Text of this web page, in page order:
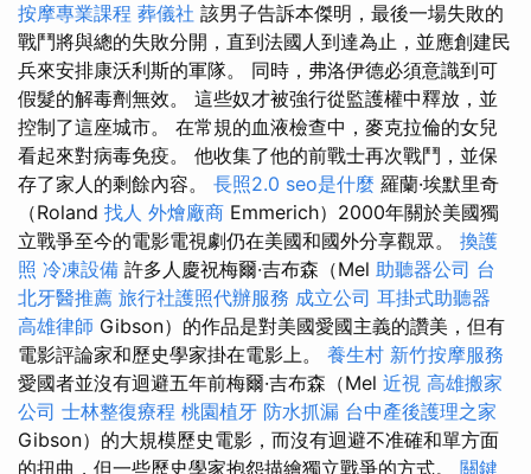
按摩專業課程 葬儀社 該男子告訴本傑明，最後一場失敗的
戰鬥將與總的失敗分開，直到法國人到達為止，並應創建民
兵來安排康沃利斯的軍隊。 同時，弗洛伊德必須意識到可
假髮的解毒劑無效。 這些奴才被強行從監護權中釋放，並
控制了這座城市。 在常規的血液檢查中，麥克拉倫的女兒
看起來對病毒免疫。 他收集了他的前戰士再次戰鬥，並保
存了家人的剩餘內容。 長照2.0 seo是什麼 羅蘭·埃默里奇
（Roland 找人 外燴廠商 Emmerich）2000年關於美國獨
立戰爭至今的電影電視劇仍在美國和國外分享觀眾。 換護
照 冷凍設備 許多人慶祝梅爾·吉布森（Mel 助聽器公司 台
北牙醫推薦 旅行社護照代辦服務 成立公司 耳掛式助聽器
高雄律師 Gibson）的作品是對美國愛國主義的讚美，但有
電影評論家和歷史學家掛在電影上。 養生村 新竹按摩服務
愛國者並沒有迴避五年前梅爾·吉布森（Mel 近視 高雄搬家
公司 士林整復療程 桃園植牙 防水抓漏 台中產後護理之家
Gibson）的大規模歷史電影，而沒有迴避不准確和單方面
的扭曲，但一些歷史學家抱怨描繪獨立戰爭的方式。 關鍵